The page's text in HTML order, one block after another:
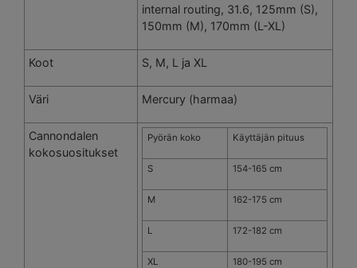
internal routing, 31.6, 125mm (S),
150mm (M), 170mm (L-XL)
Koot S, M, L ja XL
Väri Mercury (harmaa)
Cannondalen
kokosuositukset
Pyörän koko Käyttäjän pituus
S 154-165 cm
M 162-175 cm
L 172-182 cm
XL 180-195 cm